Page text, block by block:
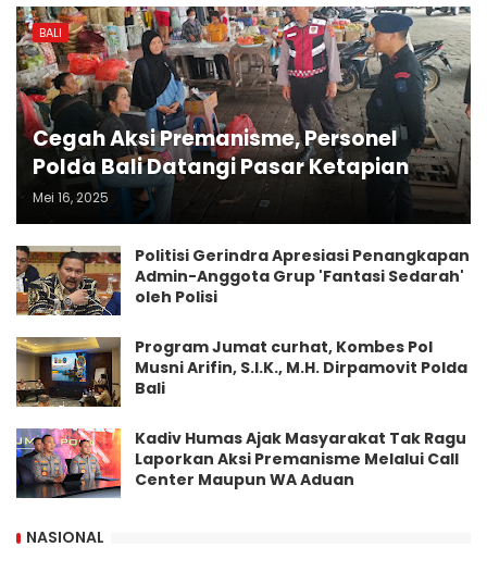
BALI
Cegah Aksi Premanisme, Personel
Polda Bali Datangi Pasar Ketapian
Mei 16, 2025
Politisi Gerindra Apresiasi Penangkapan
Admin-Anggota Grup 'Fantasi Sedarah'
oleh Polisi
Program Jumat curhat, Kombes Pol
Musni Arifin, S.I.K., M.H. Dirpamovit Polda
Bali
Kadiv Humas Ajak Masyarakat Tak Ragu
Laporkan Aksi Premanisme Melalui Call
Center Maupun WA Aduan
NASIONAL